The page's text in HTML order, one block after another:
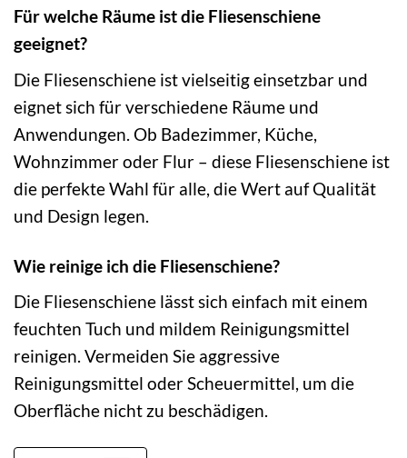
Für welche Räume ist die Fliesenschiene
geeignet?
Die Fliesenschiene ist vielseitig einsetzbar und
eignet sich für verschiedene Räume und
Anwendungen. Ob Badezimmer, Küche,
Wohnzimmer oder Flur – diese Fliesenschiene ist
die perfekte Wahl für alle, die Wert auf Qualität
und Design legen.
Wie reinige ich die Fliesenschiene?
Die Fliesenschiene lässt sich einfach mit einem
feuchten Tuch und mildem Reinigungsmittel
reinigen. Vermeiden Sie aggressive
Reinigungsmittel oder Scheuermittel, um die
Oberfläche nicht zu beschädigen.